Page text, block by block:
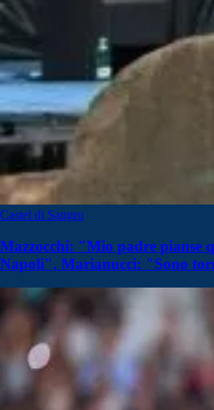
Castel di Sangro
Mazzocchi: "Mio padre pianse
Napoli", Marianucci: "Sono